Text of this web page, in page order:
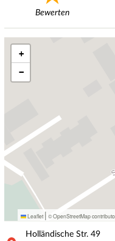
Bewerten
+
−
Leaflet | © OpenStreetMap
Holländische Str. 49